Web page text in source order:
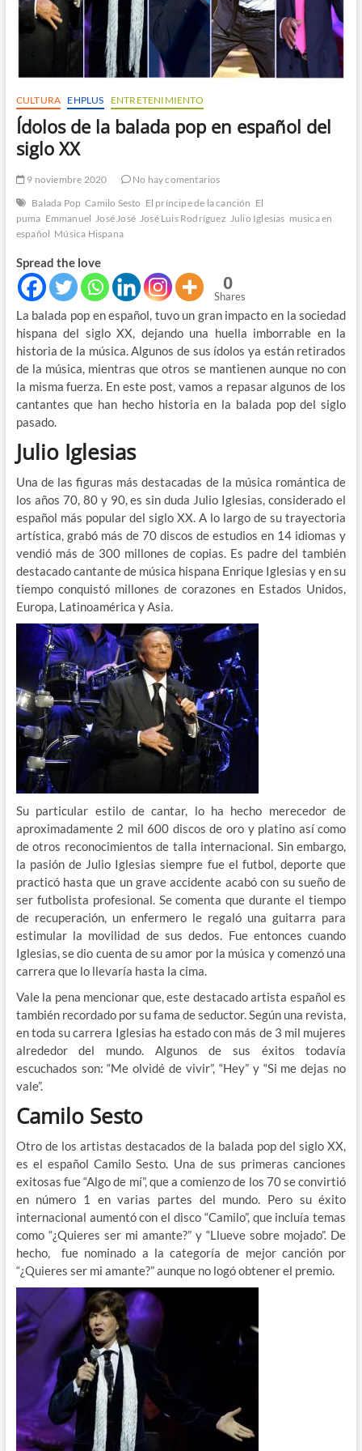
CULTURA EHPLUS ENTRETENIMIENTO
Ídolos de la balada pop en español del
siglo XX
9 noviembre 2020
No hay comentarios
Balada Pop Camilo Sesto El príncipe de la canción El
puma Emmanuel José José José Luis Rodríguez Julio Iglesias musica en
español Música Hispana
Spread the love
0
Shares
La balada pop en español, tuvo un gran impacto en la sociedad
hispana del siglo XX, dejando una huella imborrable en la
historia de la música. Algunos de sus ídolos ya están retirados
de la música, mientras que otros se mantienen aunque no con
la misma fuerza. En este post, vamos a repasar algunos de los
cantantes que han hecho historia en la balada pop del siglo
pasado.
Julio Iglesias
Una de las figuras más destacadas de la música romántica de
los años 70, 80 y 90, es sin duda Julio Iglesias, considerado el
español más popular del siglo XX. A lo largo de su trayectoria
artística, grabó más de 70 discos de estudios en 14 idiomas y
vendió más de 300 millones de copias. Es padre del también
destacado cantante de música hispana Enrique Iglesias y en su
tiempo conquistó millones de corazones en Estados Unidos,
Europa, Latinoamérica y Asia.
Su particular estilo de cantar, lo ha hecho merecedor de
aproximadamente 2 mil 600 discos de oro y platino así como
de otros reconocimientos de talla internacional. Sin embargo,
la pasión de Julio Iglesias siempre fue el futbol, deporte que
practicó hasta que un grave accidente acabó con su sueño de
ser futbolista profesional. Se comenta que durante el tiempo
de recuperación, un enfermero le regaló una guitarra para
estimular la movilidad de sus dedos. Fue entonces cuando
Iglesias, se dio cuenta de su amor por la música y comenzó una
carrera que lo llevaría hasta la cima.
Vale la pena mencionar que, este destacado artista español es
también recordado por su fama de seductor. Según una revista,
en toda su carrera Iglesias ha estado con más de 3 mil mujeres
alrededor del mundo. Algunos de sus éxitos todavía
escuchados son: “Me olvidé de vivir”, “Hey” y “Si me dejas no
vale”.
Camilo Sesto
Otro de los artistas destacados de la balada pop del siglo XX,
es el español Camilo Sesto. Una de sus primeras canciones
exitosas fue “Algo de mí”, que a comienzo de los 70 se convirtió
en número 1 en varias partes del mundo. Pero su éxito
internacional aumentó con el disco “Camilo”, que incluía temas
como “¿Quieres ser mi amante?” y “Llueve sobre mojado”. De
hecho, fue nominado a la categoría de mejor canción por
“¿Quieres ser mi amante?” aunque no logó obtener el premio.